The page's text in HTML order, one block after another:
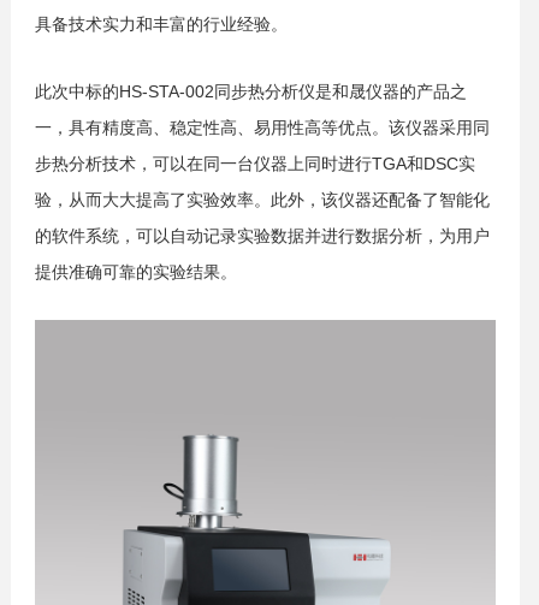
具备技术实力和丰富的行业经验。
此次中标的HS-STA-002同步热分析仪是和晟仪器的产品之
一，具有精度高、稳定性高、易用性高等优点。该仪器采用同
步热分析技术，可以在同一台仪器上同时进行TGA和DSC实
验，从而大大提高了实验效率。此外，该仪器还配备了智能化
的软件系统，可以自动记录实验数据并进行数据分析，为用户
提供准确可靠的实验结果。